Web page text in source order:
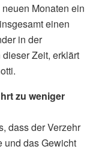
Monaten ein
einen
in der
Zeit, erklärt
zu weniger
dass der Verzehr
und das Gewicht